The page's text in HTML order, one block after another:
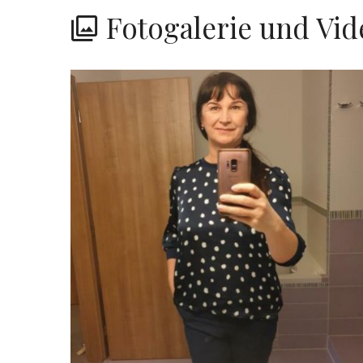
Fotogalerie und